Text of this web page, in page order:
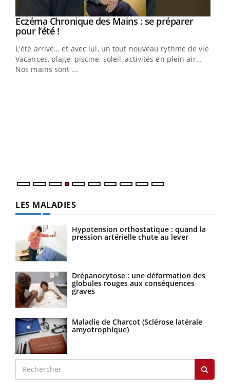
Youtube
Eczéma Chronique des Mains : se préparer
pour l’été !Youtube
L'été arrive… et avec lui, un tout nouveau rythme de vie !
Vacances, plage, piscine, soleil, activités en plein air…
Nos mains sont ...
LES MALADIES
Hypotension orthostatique : quand la
pression artérielle chute au lever
Drépanocytose : une déformation des
globules rouges aux conséquences
graves
Maladie de Charcot (Sclérose latérale
amyotrophique)